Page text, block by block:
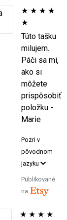
★ ★ ★ ★
★
Túto tašku
milujem.
Páči sa mi,
ako si
môžete
prispôsobiť
položku -
Marie
Pozri v
pôvodnom
jazyku
Publikované
na
★ ★ ★ ★